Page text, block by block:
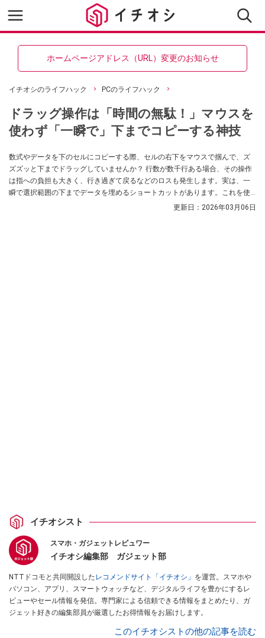
ホームページアドレス（URL）変更のお知らせ
イチオシのライフハック PCのライフハック
ドラッグ操作は「時間の無駄！」マウスを
使わず「一瞬で」下までコピーする神技
数式やデータを下のセルにコピーする際、セルの右下をマウスで掴んで、ズ
ズズッと下までドラッグしていませんか？ 行数が数千行ある場合、その操作
は指への負担も大きく、行き過ぎて戻るなどのロスも発生します。実は、一
瞬で選択範囲の下までデータを埋めるショートカットがあります。これを使
えば、スクロールの待ち時間から解放され、作業が一瞬で完了します。
更新日： 2026年03月06日
イチオシスト
スマホ・ガジェットレビュワー
イチオシ編集部 ガジェット部
NTTドコモと共同開設したレコメンドサイト「イチオシ」 を運営。スマホや
パソコン、アプリ、スマートウォッチなど、デジタルライフを豊かにするレ
ビューやセール情報を発信。専門家による信頼できる情報をまとめたり、ガ
ジェット好きの編集部員が厳選したお得情報をお届けします。
このイチオシストの他の記事を読む